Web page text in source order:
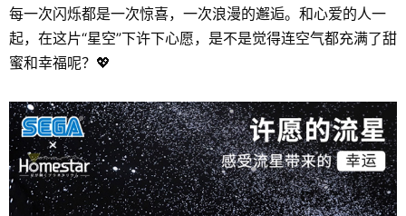
每一次闪烁都是一次惊喜，一次浪漫的邂逅。和心爱的人一
起，在这片“星空”下许下心愿，是不是觉得连空气都充满了甜
蜜和幸福呢？💖